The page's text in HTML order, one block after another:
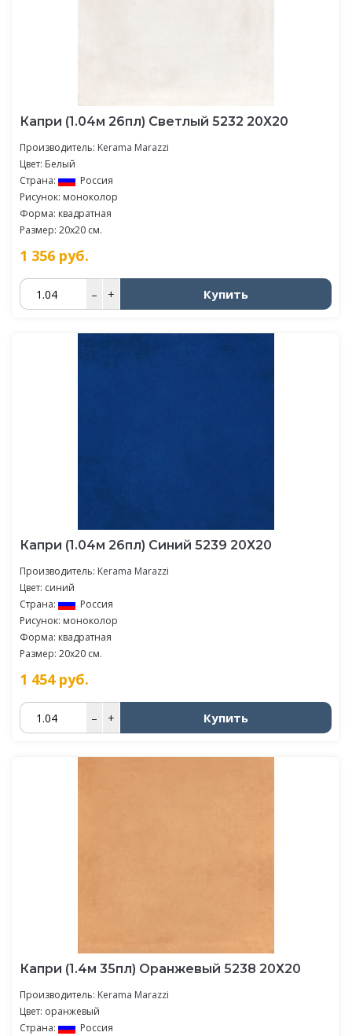
Капри (1.04м 26пл) Светлый 5232 20Х20
Производитель: Kerama Marazzi
Цвет: Белый
Страна:
Россия
Рисунок: моноколор
Форма: квадратная
Размер: 20x20 см.
1 356 руб.
– + Купить
Капри (1.04м 26пл) Синий 5239 20Х20
Производитель: Kerama Marazzi
Цвет: синий
Страна:
Россия
Рисунок: моноколор
Форма: квадратная
Размер: 20x20 см.
1 454руб.
– + Купить
Капри (1.4м 35пл) Оранжевый 5238 20Х20
Производитель: Kerama Marazzi
Цвет: оранжевый
Страна:
Россия